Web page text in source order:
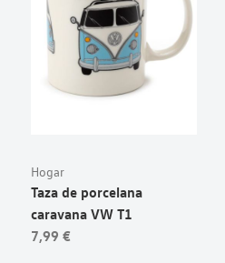
Hogar
Taza de porcelana
caravana VW T1
7,99 €